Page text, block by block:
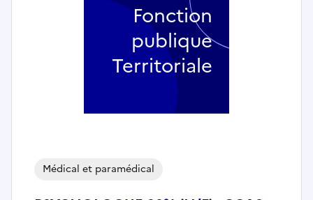
Médical et paramédical
Fonction
publique
Territoriale